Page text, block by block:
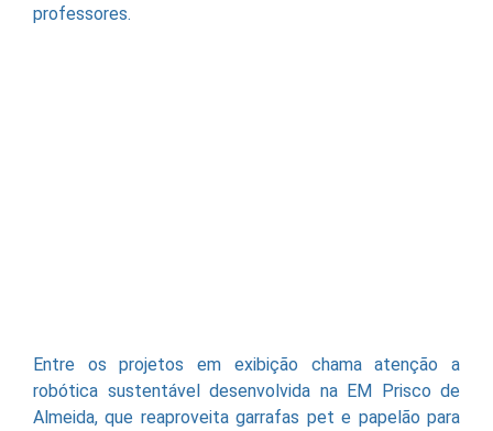
professores.
Entre os projetos em exibição chama atenção a
robótica sustentável desenvolvida na EM Prisco de
Almeida, que reaproveita garrafas pet e papelão para